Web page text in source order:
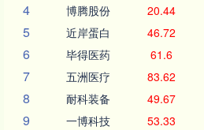
4 博腾股份 20.44
5 近岸蛋白 46.72
6 毕得医药 61.6
7 五洲医疗 83.62
8 耐科装备 49.67
9 一博科技 53.33